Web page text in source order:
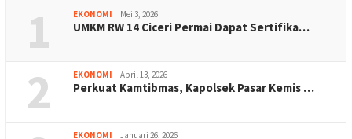
1 EKONOMI Mei 3, 2026
UMKM RW 14 Ciceri Permai Dapat Sertifika…
2 EKONOMI April 13, 2026
Perkuat Kamtibmas, Kapolsek Pasar Kemis …
EKONOMI Januari 26, 2026